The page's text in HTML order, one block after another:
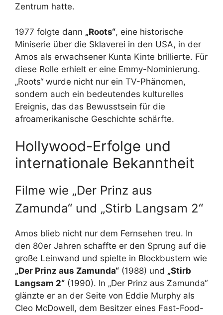
Zentrum hatte.
1977 folgte dann „Roots“, eine historische
Miniserie über die Sklaverei in den USA, in der
Amos als erwachsener Kunta Kinte brillierte. Für
diese Rolle erhielt er eine Emmy-Nominierung.
„Roots“ wurde nicht nur ein TV-Phänomen,
sondern auch ein bedeutendes kulturelles
Ereignis, das das Bewusstsein für die
afroamerikanische Geschichte schärfte.
Hollywood-Erfolge und
internationale Bekanntheit
Filme wie „Der Prinz aus
Zamunda“ und „Stirb Langsam 2“
Amos blieb nicht nur dem Fernsehen treu. In
den 80er Jahren schaffte er den Sprung auf die
große Leinwand und spielte in Blockbustern wie
„Der Prinz aus Zamunda“ (1988) und „Stirb
Langsam 2“ (1990). In „Der Prinz aus Zamunda“
glänzte er an der Seite von Eddie Murphy als
Cleo McDowell, dem Besitzer eines Fast-Food-